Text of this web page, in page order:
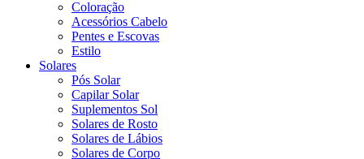
Coloração
Acessórios Cabelo
Pentes e Escovas
Estilo
Solares
Pós Solar
Capilar Solar
Suplementos Sol
Solares de Rosto
Solares de Lábios
Solares de Corpo